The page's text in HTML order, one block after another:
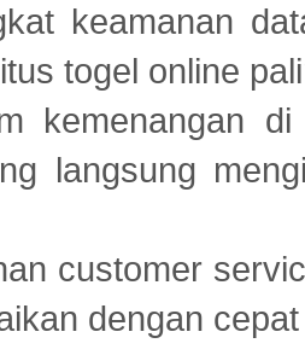
keamanan
togel online
kemenangan
langsung
customer
dengan